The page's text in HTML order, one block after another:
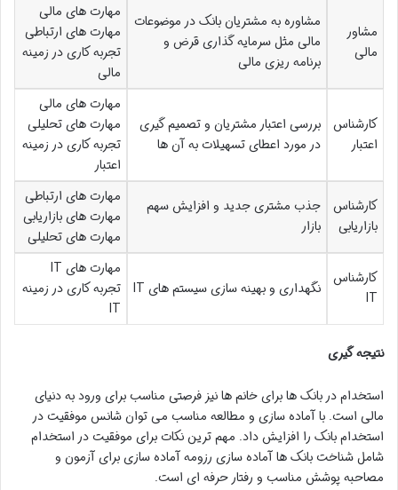
مشاور
مالی
مشاوره به مشتریان بانک در موضوعات
مالی مثل سرمایه گذاری قرض و
برنامه ریزی مالی
مهارت های مالی
مهارت های ارتباطی
تجربه کاری در زمینه
مالی
کارشناس
اعتبار
بررسی اعتبار مشتریان و تصمیم گیری
در مورد اعطای تسهیلات به آن ها
مهارت های مالی
مهارت های تحلیلی
تجربه کاری در زمینه
اعتبار
کارشناس
بازاریابی
جذب مشتری جدید و افزایش سهم
بازار
مهارت های ارتباطی
مهارت های بازاریابی
مهارت های تحلیلی
کارشناس
IT
نگهداری و بهینه سازی سیستم های IT
مهارت های IT
تجربه کاری در زمینه
IT
نتیجه گیری
استخدام در بانک ها برای خانم ها نیز فرصتی مناسب برای ورود به دنیای
مالی است. با آماده سازی و مطالعه مناسب می توان شانس موفقیت در
استخدام بانک را افزایش داد. مهم ترین نکات برای موفقیت در استخدام
شامل شناخت بانک ها آماده سازی رزومه آماده سازی برای آزمون و
مصاحبه پوشش مناسب و رفتار حرفه ای است.